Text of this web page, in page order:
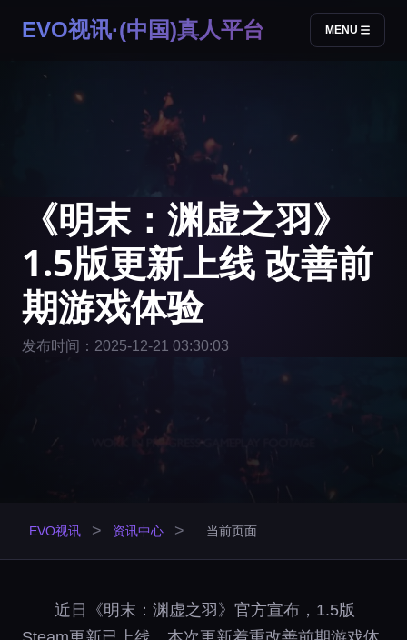
EVO视讯·(中国)真人平台 MENU
《明末：渊虚之羽》
1.5版更新上线 改善前
期游戏体验
发布时间：2025-12-21 03:30:03
EVO视讯 > 资讯中心 > 当前页面
近日《明末：渊虚之羽》官方宣布，1.5版